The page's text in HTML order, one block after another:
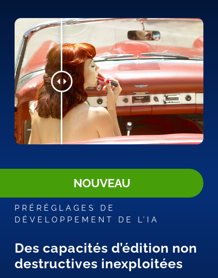
NOUVEAU
PRÉRÉGLAGES DE
DÉVELOPPEMENT DE L’IA
Des capacités d’édition non
destructives inexploitées